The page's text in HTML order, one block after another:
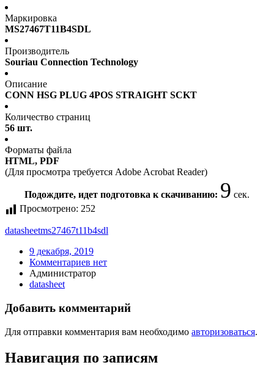
Маркировка
MS27467T11B4SDL
Производитель
Souriau Connection Technology
Описание
CONN HSG PLUG 4POS STRAIGHT SCKT
Количество страниц
56 шт.
Форматы файла
HTML, PDF
(Для просмотра требуется Adobe Acrobat Reader)
Подождите, идет подготовка к скачиванию: 9 сек.
Просмотрено: 252
datasheetms27467t11b4sdl
9 декабря, 2019
Комментариев нет
Администратор
datasheet
Добавить комментарий
Для отправки комментария вам необходимо авторизоваться.
Навигация по записям